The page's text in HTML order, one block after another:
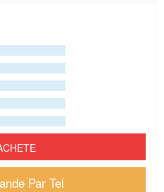
Par Tel